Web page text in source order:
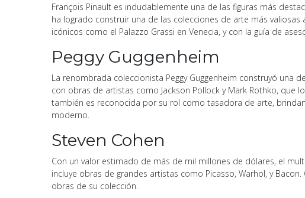
François Pinault es indudablemente una de las figuras más
ha logrado construir una de las colecciones de arte más valiosas
icónicos como el Palazzo Grassi en Venecia, y con la guía de
Peggy Guggenheim
La renombrada coleccionista Peggy Guggenheim construyó una
con obras de artistas como Jackson Pollock y Mark Rothko, que
también es reconocida por su rol como tasadora de arte,
moderno.
Steven Cohen
Con un valor estimado de más de mil millones de dólares, el
incluye obras de grandes artistas como Picasso, Warhol, y
obras de su colección.